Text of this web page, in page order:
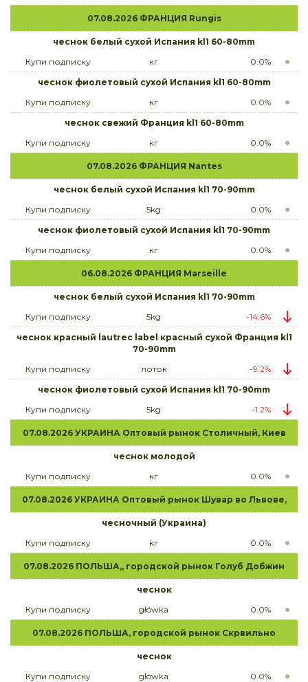
07.08.2026 ФРАНЦИЯ Rungis
чеснок белый сухой Испания kl1 60-80mm
Купи подписку
кг
0.0%
чеснок фиолетовый сухой Испания kl1 60-80mm
Купи подписку
кг
0.0%
чеснок свежий Франция kl1 60-80mm
Купи подписку
кг 0.0%
07.08.2026 ФРАНЦИЯ Nantes
чеснок белый сухой Испания kl1 70-90mm
Купи подписку
5kg
0.0%
чеснок фиолетовый сухой Испания kl1 70-90mm
Купи подписку
кг 0.0%
06.08.2026 ФРАНЦИЯ Marseille
чеснок белый сухой Испания kl1 70-90mm
Купи подписку
5kg
-14.6%
чеснок красный lautrec label красный сухой Франция kl1
70-90mm
Купи подписку
лоток
-9.2%
чеснок фиолетовый сухой Испания kl1 70-90mm
Купи подписку
5kg -1.2%
07.08.2026 УКРАИНА Оптовый рынок Столичный, Киев
чеснок молодой
Купи подписку
кг 0.0%
07.08.2026 УКРАИНА Оптовый рынок Шувар во Львове,
чесночный (Украина)
Купи подписку
кг 0.0%
07.08.2026 ПОЛЬША,, городской рынок Голуб Добжин
чеснок
Купи подписку
główka 0.0%
07.08.2026 ПОЛЬША, городской рынок Скрвильно
чеснок
Купи подписку
główka 0.0%